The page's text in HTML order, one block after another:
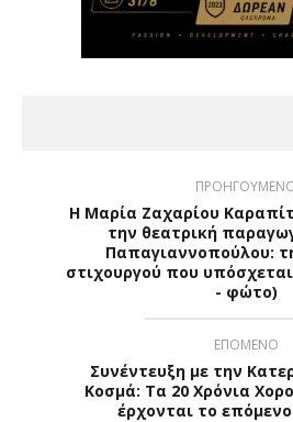
Η Μαρία Ζαχαρίου
την θεατρική
Παπαγιαννοπούλου:
στιχουργού που
- φώτο)
ΕΠΟΜΕΝΟ
Συνέντευξη με την
Κοσμά: Τα 20 Χρόνια
έρχονται το